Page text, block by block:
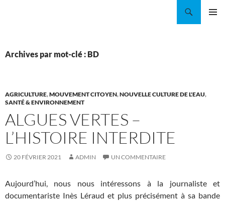
Archives par mot-clé : BD
AGRICULTURE,MOUVEMENT CITOYEN,NOUVELLE CULTURE DE L'EAU,
SANTÉ & ENVIRONNEMENT
ALGUES VERTES –
L’HISTOIRE INTERDITE
20 FÉVRIER 2021 ADMIN UN COMMENTAIRE
Aujourd’hui, nous nous intéressons à la journaliste et
documentariste Inès Léraud et plus précisément à sa bande